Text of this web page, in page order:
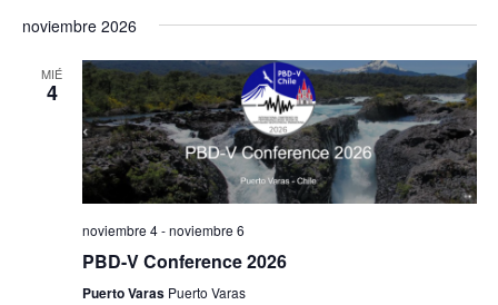
noviembre 2026
MIÉ
4
noviembre 4-noviembre 6
PBD-V Conference 2026
Puerto Varas Puerto Varas